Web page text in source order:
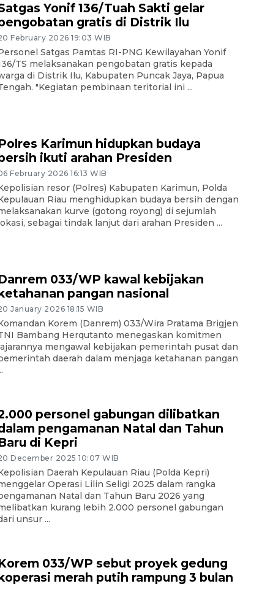
Yonif 136/Tuah Sakti gelar
gratis di Distrik Ilu
February 2026 19:03 WIB
Satgas Pamtas RI-PNG Kewilayahan Yonif
TS melaksanakan pengobatan gratis kepada
di Distrik Ilu, Kabupaten Puncak Jaya, Papua
"Kegiatan pembinaan teritorial ini ...
Karimun hidupkan budaya
ikuti arahan Presiden
February 2026 16:13 WIB
resor (Polres) Kabupaten Karimun, Polda
Riau menghidupkan budaya bersih dengan
kurve (gotong royong) di sejumlah
sebagai tindak lanjut dari arahan Presiden ...
033/WP kawal kebijakan
pangan nasional
January 2026 18:15 WIB
Korem (Danrem) 033/Wira Pratama Brigjen
Bambang Herqutanto menegaskan komitmen
mengawal kebijakan pemerintah pusat dan
daerah dalam menjaga ketahanan pangan
personel gabungan dilibatkan
pengamanan Natal dan Tahun
di Kepri
December 2025 10:07 WIB
Daerah Kepulauan Riau (Polda Kepri)
Operasi Lilin Seligi 2025 dalam rangka
Natal dan Tahun Baru 2026 yang
kurang lebih 2.000 personel gabungan
unsur ...
033/WP sebut proyek gedung
merah putih rampung 3 bulan